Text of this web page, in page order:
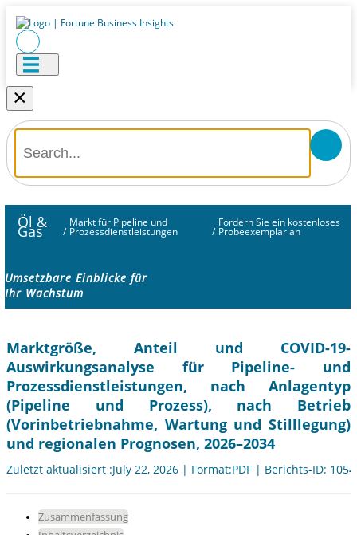
×
Öl &
Gas /
Markt für Pipeline und
Prozessdienstleistungen /
Fordern Sie ein kostenloses
Probeexemplar an
Umsetzbare Einblicke für
Ihr Wachstum
Marktgröße, Anteil und COVID-19-
Auswirkungsanalyse für Pipeline- und
Prozessdienstleistungen, nach Anlagentyp
(Pipeline und Prozess), nach Betrieb
(Vorinbetriebnahme, Wartung und Stilllegung)
und regionalen Prognosen, 2026–2034
Zuletzt aktualisiert :July 22, 2026 | Format:PDF | Berichts-ID:
Zusammenfassung